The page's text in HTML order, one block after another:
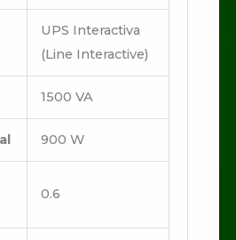
UPS Interactiva
(Line Interactive)
1500 VA
900 W
0.6